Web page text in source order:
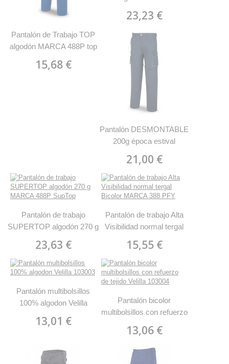
Pantalón de Trabajo TOP
algodón MARCA 488P top
15,68 €
488PCR top
23,23 €
Pantalón DESMONTABLE
200g época estival
MARCA 588 PD
21,00 €
Pantalón de trabajo
SUPERTOP algodón 270 g
23,63 €
Pantalón de trabajo Alta
Visibilidad normal tergal
15,55 €
Pantalón multibolsillos
100% algodon Velilla
13,01 €
Pantalón bicolor
multibolsillos con refuerzo
13,06 €